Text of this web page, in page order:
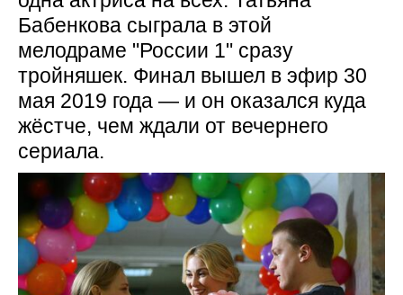
Бабенкова сыграла в этой
мелодраме "России 1" сразу
тройняшек. Финал вышел в эфир 30
мая 2019 года — и он оказался куда
жёстче, чем ждали от вечернего
сериала.